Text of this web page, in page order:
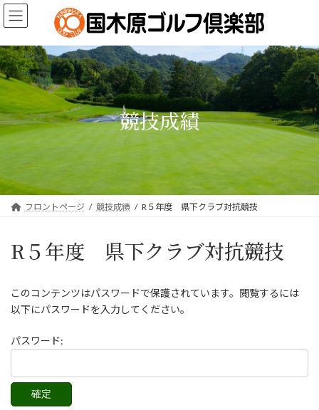
コ
ン
ン
ツ
へ
キ
ッ
プ
ナ
ビ
ー
シ
ョ
に
移
動
競技成績
フロントページ 競技成績 R５年度 県下クラブ対抗競技
R５年度 県下クラブ対抗競技
このコンテンツはパスワードで保護されています。閲覧するには
以下にパスワードを入力してください。
パスワード: